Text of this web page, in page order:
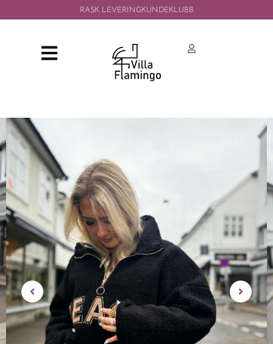
RASK LEVERINGKUNDEKLUBB